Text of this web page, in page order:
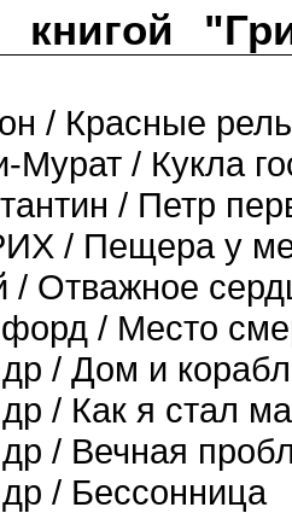
книгой
/ Красные
Мурат / Кукла
/ Петр
/ Пещера у
/ Отважное
/ Место
/ Дом и
/ Как я стал
/ Вечная
/ Бессонница